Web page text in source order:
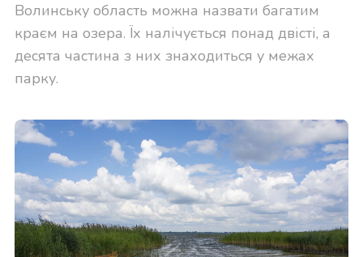
Волинську область можна назвати багатим
краєм на озера. Їх налічується понад двісті, а
десята частина з них знаходиться у межах
парку.